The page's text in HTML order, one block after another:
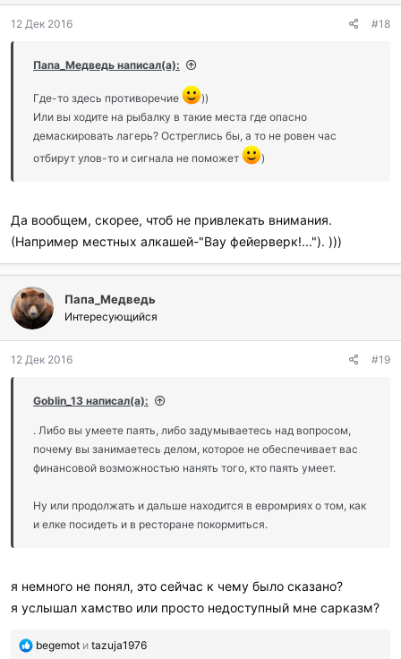
12 Дек 2016 #18
Папа_Медведь написал(а):
Где-то здесь противоречие
))
Или вы ходите на рыбалку в такие места где опасно
демаскировать лагерь? Остреглись бы, а то не ровен час
отбирут улов-то и сигнала не поможет
)
Да вообщем, скорее, чтоб не привлекать внимания.
(Например местных алкашей-"Вау фейерверк!..."). )))
Папа_Медведь
Интересующийся
12 Дек 2016 #19
Goblin_13 написал(а):
. Либо вы умеете паять, либо задумываетесь над вопросом,
почему вы занимаетесь делом, которое не обеспечивает вас
финансовой возможностью нанять того, кто паять умеет.
Ну или продолжать и дальше находится в евромриях о том, как
и елке посидеть и в ресторане покормиться.
я немного не понял, это сейчас к чему было сказано?
я услышал хамство или просто недоступный мне сарказм?
П
begemot и tazuja1976